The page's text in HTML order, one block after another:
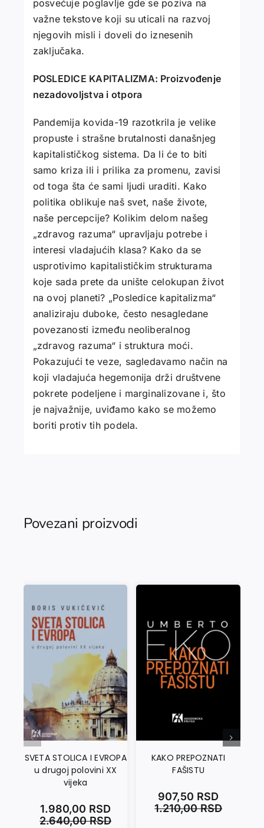
posvećuje poglavlje gde se poziva na
važne tekstove koji su uticali na razvoj
njegovih misli i doveli do iznesenih
zaključaka.
POSLEDICE KAPITALIZMA: Proizvođenje
nezadovoljstva i otpora
Pandemija kovida-19 razotkrila je velike
propuste i strašne brutalnosti današnjeg
kapitalističkog sistema. Da li će to biti
samo kriza ili i prilika za promenu, zavisi
od toga šta će sami ljudi uraditi. Kako
politika oblikuje naš svet, naše živote,
naše percepcije? Kolikim delom našeg
„zdravog razuma“ upravljaju potrebe i
interesi vladajućih klasa? Kako da se
usprotivimo kapitalističkim strukturama
koje sada prete da unište celokupan život
na ovoj planeti? „Posledice kapitalizma“
analiziraju duboke, često nesagledane
povezanosti između neoliberalnog
„zdravog razuma“ i struktura moći.
Pokazujući te veze, sagledavamo način na
koji vladajuća hegemonija drži društvene
pokrete podeljene i marginalizovane i, što
je najvažnije, uviđamo kako se možemo
boriti protiv tih podela.
Povezani proizvodi
SVETA STOLICA I EVROPA
u drugoj polovini XX
vijeka
2.640,00RSD
1.980,00 RSD
KAKO PREPOZNATI
FAŠISTU
1.210,00RSD
907,50 RSD